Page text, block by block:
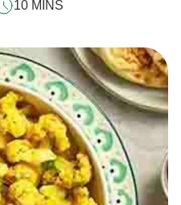
10 MINS